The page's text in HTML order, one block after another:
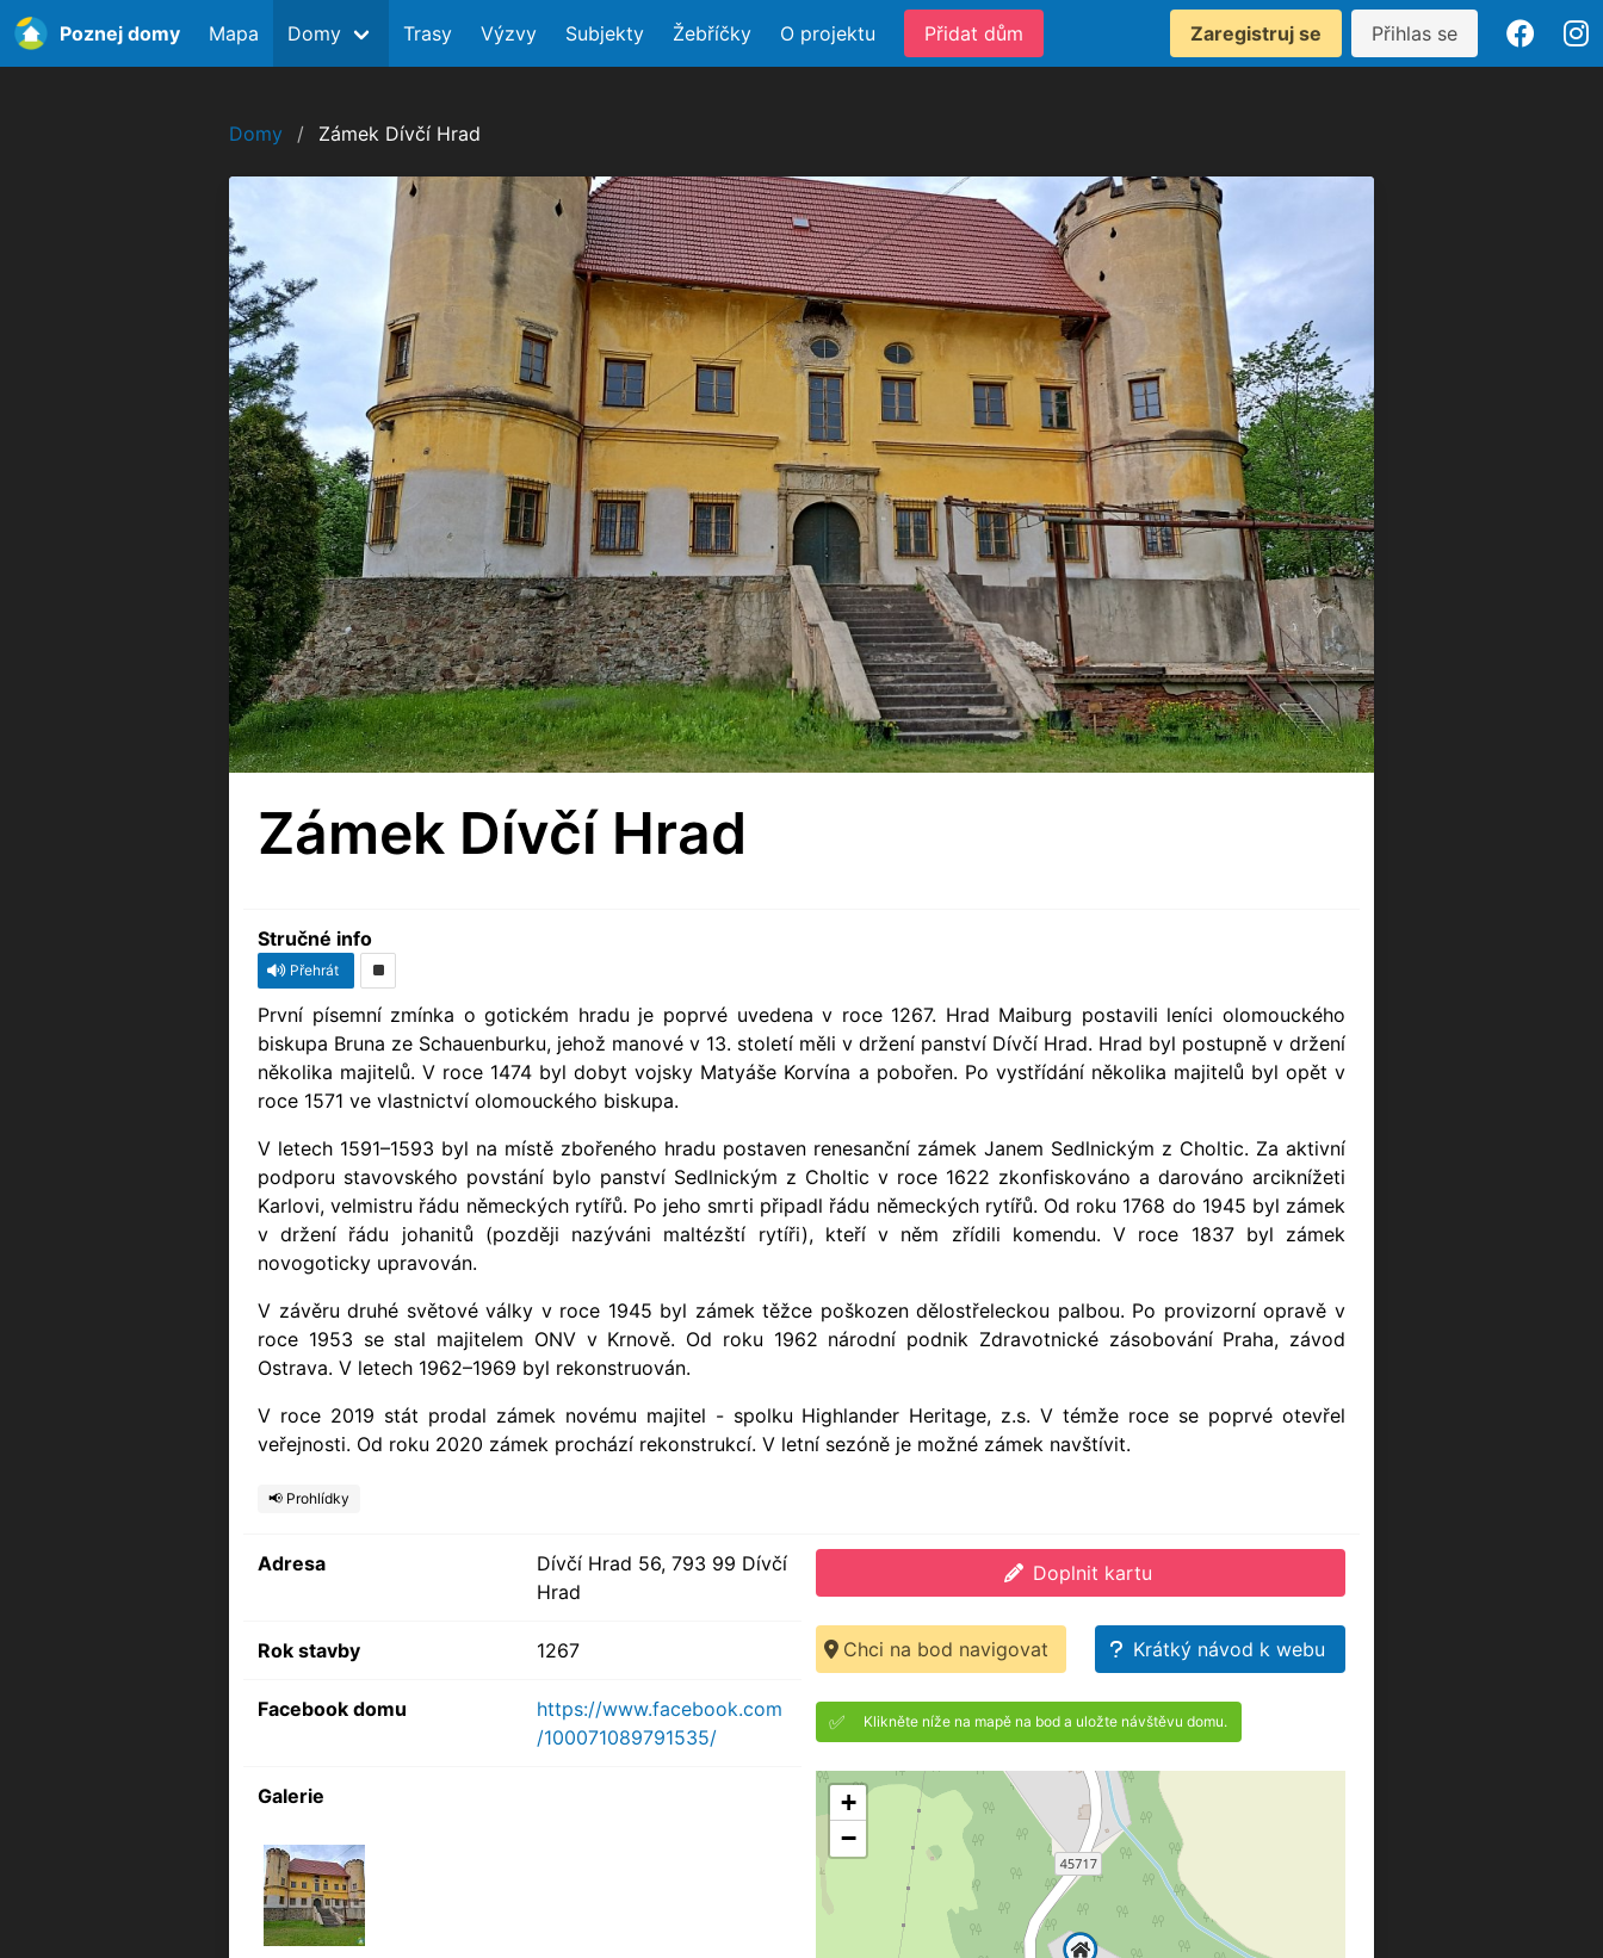
Poznej domy Mapa Domy Trasy Výzvy Subjekty Žebříčky O projektu Přidat dům Zaregistruj se Přihlas se
Domy Zámek Dívčí Hrad
Zámek Dívčí Hrad
Stručné info
Přehrát
První písemní zmínka o gotickém hradu je poprvé uvedena v roce 1267. Hrad Maiburg postavili leníci olomouckého
biskupa Bruna ze Schauenburku, jehož manové v 13. století měli v držení panství Dívčí Hrad. Hrad byl postupně v držení
několika majitelů. V roce 1474 byl dobyt vojsky Matyáše Korvína a pobořen. Po vystřídání několika majitelů byl opět v
roce 1571 ve vlastnictví olomouckého biskupa.
V letech 1591–1593 byl na místě zbořeného hradu postaven renesanční zámek Janem Sedlnickým z Choltic. Za aktivní
podporu stavovského povstání bylo panství Sedlnickým z Choltic v roce 1622 zkonfiskováno a darováno arciknížeti
Karlovi, velmistru řádu německých rytířů. Po jeho smrti připadl řádu německých rytířů. Od roku 1768 do 1945 byl zámek
v držení řádu johanitů (později nazýváni maltézští rytíři), kteří v něm zřídili komendu. V roce 1837 byl zámek
novogoticky upravován.
V závěru druhé světové války v roce 1945 byl zámek těžce poškozen dělostřeleckou palbou. Po provizorní opravě v
roce 1953 se stal majitelem ONV v Krnově. Od roku 1962 národní podnik Zdravotnické zásobování Praha, závod
Ostrava. V letech 1962–1969 byl rekonstruován.
V roce 2019 stát prodal zámek novému majitel - spolku Highlander Heritage, z.s. V témže roce se poprvé otevřel
veřejnosti. Od roku 2020 zámek prochází rekonstrukcí. V letní sezóně je možné zámek navštívit.
📢 Prohlídky
Adresa
Dívčí Hrad 56, 793 99 Dívčí
Hrad
Rok stavby 1267
Facebook domu
https://www.facebook.com
/100071089791535/
Galerie
Doplnit kartu
Chci na bod navigovat Krátký návod k webu
✅ Klikněte níže na mapě na bod a uložte návštěvu domu.
+
−